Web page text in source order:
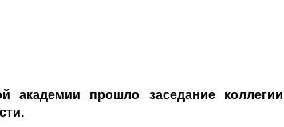
академии прошло заседание коллегии